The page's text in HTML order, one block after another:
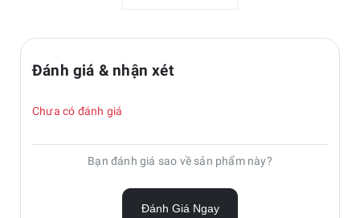
đột phá vượt trội trong danh mục, lần đầu tiên mang đến
những trải nghiệm được người dùng ưa chuộng hàng đầu
Dòng Galaxy Tab S9 giúp người dùng dễ dàng nắm bắt
Đánh giá & nhận xét
Chưa có đánh giá
Bạn đánh giá sao về sản phẩm này?
Đánh Giá Ngay